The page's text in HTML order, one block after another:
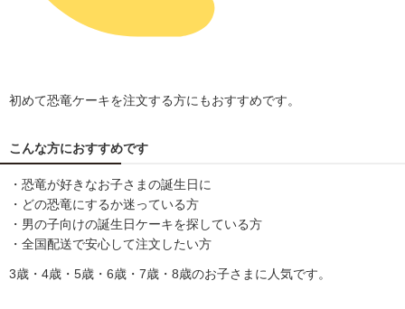
初めて恐竜ケーキを注文する方にもおすすめです。
こんな方におすすめです
・恐竜が好きなお子さまの誕生日に
・どの恐竜にするか迷っている方
・男の子向けの誕生日ケーキを探している方
・全国配送で安心して注文したい方
3歳・4歳・5歳・6歳・7歳・8歳のお子さまに人気です。